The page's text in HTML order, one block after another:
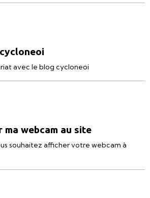
avec le blog cycloneoi
webcam au site
souhaitez afficher votre webcam à